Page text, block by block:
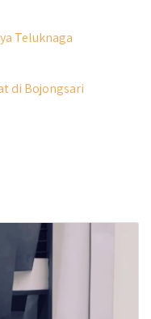
Teluknaga
di Bojongsari